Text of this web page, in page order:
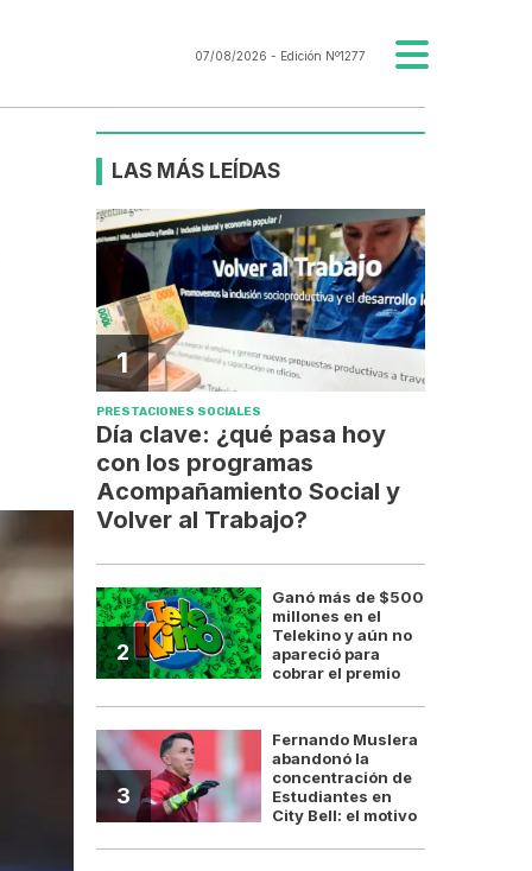
07/08/2026 - Edición Nº1277
LAS MÁS LEÍDAS
1
PRESTACIONES SOCIALES
Día clave: ¿qué pasa hoy
con los programas
Acompañamiento Social y
Volver al Trabajo?
2
Ganó más de $500
millones en el
Telekino y aún no
apareció para
cobrar el premio
3
Fernando Muslera
abandonó la
concentración de
Estudiantes en
City Bell: el motivo